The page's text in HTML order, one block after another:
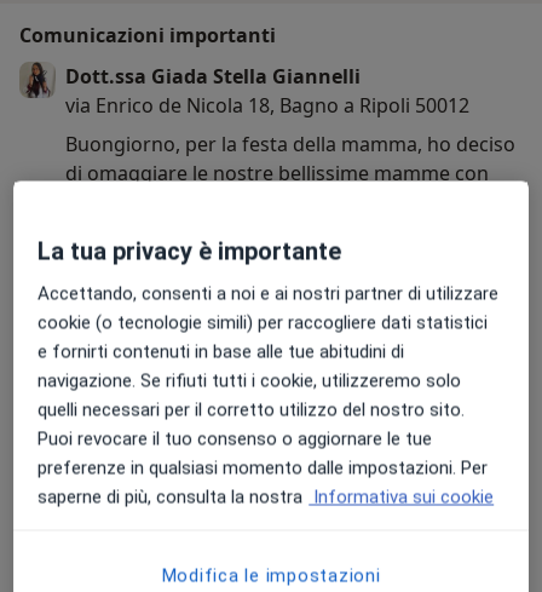
Comunicazioni importanti
Dott.ssa Giada Stella Giannelli
via Enrico de Nicola 18, Bagno a Ripoli 50012
Buongiorno, per la festa della mamma, ho deciso
di omaggiare le nostre bellissime mamme con
05/05/2025
La tua privacy è importante
Accettando, consenti a noi e ai nostri partner di utilizzare
cookie (o tecnologie simili) per raccogliere dati statistici
e fornirti contenuti in base alle tue abitudini di
navigazione. Se rifiuti tutti i cookie, utilizzeremo solo
quelli necessari per il corretto utilizzo del nostro sito.
Puoi revocare il tuo consenso o aggiornare le tue
preferenze in qualsiasi momento dalle impostazioni. Per
saperne di più, consulta la nostra Informativa sui cookie
Modifica le impostazioni